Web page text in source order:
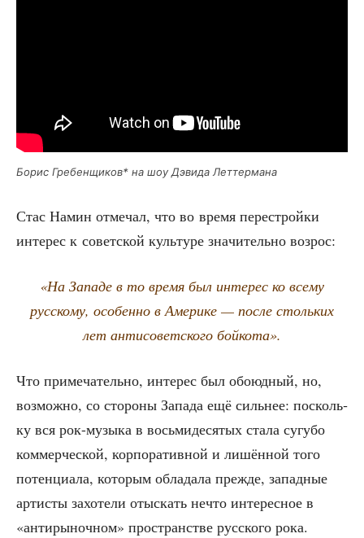
Борис Гре­бен­щи­ков* на шоу Дэви­да Леттермана
Стас Намин отме­чал, что во вре­мя пере­строй­ки
инте­рес к совет­ской куль­ту­ре зна­чи­тель­но возрос:
«На Запа­де в то вре­мя был инте­рес ко все­му
рус­ско­му, осо­бен­но в Аме­ри­ке — после столь­ких
лет анти­со­вет­ско­го бойкота».
Что при­ме­ча­тель­но, инте­рес был обо­юд­ный, но,
воз­мож­но, со сто­ро­ны Запа­да ещё силь­нее: посколь­
ку вся рок-музы­ка в вось­ми­де­ся­тых ста­ла сугу­бо
ком­мер­че­ской, кор­по­ра­тив­ной и лишён­ной того
потен­ци­а­ла, кото­рым обла­да­ла преж­де, запад­ные
арти­сты захо­те­ли отыс­кать нечто инте­рес­ное в
«анти­ры­ноч­ном» про­стран­стве рус­ско­го рока.